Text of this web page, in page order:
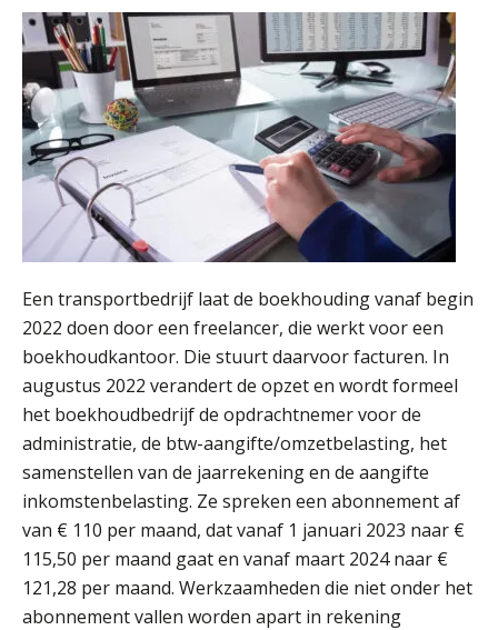
Een transportbedrijf laat de boekhouding vanaf begin
2022 doen door een freelancer, die werkt voor een
boekhoudkantoor. Die stuurt daarvoor facturen. In
augustus 2022 verandert de opzet en wordt formeel
het boekhoudbedrijf de opdrachtnemer voor de
administratie, de btw-aangifte/omzetbelasting, het
samenstellen van de jaarrekening en de aangifte
inkomstenbelasting. Ze spreken een abonnement af
van € 110 per maand, dat vanaf 1 januari 2023 naar €
115,50 per maand gaat en vanaf maart 2024 naar €
121,28 per maand. Werkzaamheden die niet onder het
abonnement vallen worden apart in rekening
Private equity in accountancy: drie
spanningsvelden die het vak
veranderen
ICT & AI | “Wie bewust kiest, kiest
voor toekomstbestendigheid”
ICT & AI | Waarom inzicht nog geen
advies is
ICT & AI | De accountant als
rekenwonder
Dashboard voor
administratiekantoren: al je klanten in
één overzicht
De vijf grootste uitdagingen in
capaciteitsplanning
Yousri Mandour: “Verandering begint
waar het schuurt”
Waarom het huidige verdienmodel
van accountants verleden tijd is